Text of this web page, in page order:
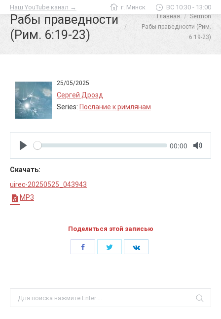
Наш YouTube канал → г. Минск ВС 10:30 - 13:00
Рабы праведности
(Рим. 6:19-23)
Главная
Sermon
Рабы праведности (Рим.
6:19-23)
25/05/2025
Сергей Дрозд
Series: Послание к римлянам
Seek Current
00:00
Скачать:
uirec-20250525_043943
MP3
Поделиться этой записью
Share Share